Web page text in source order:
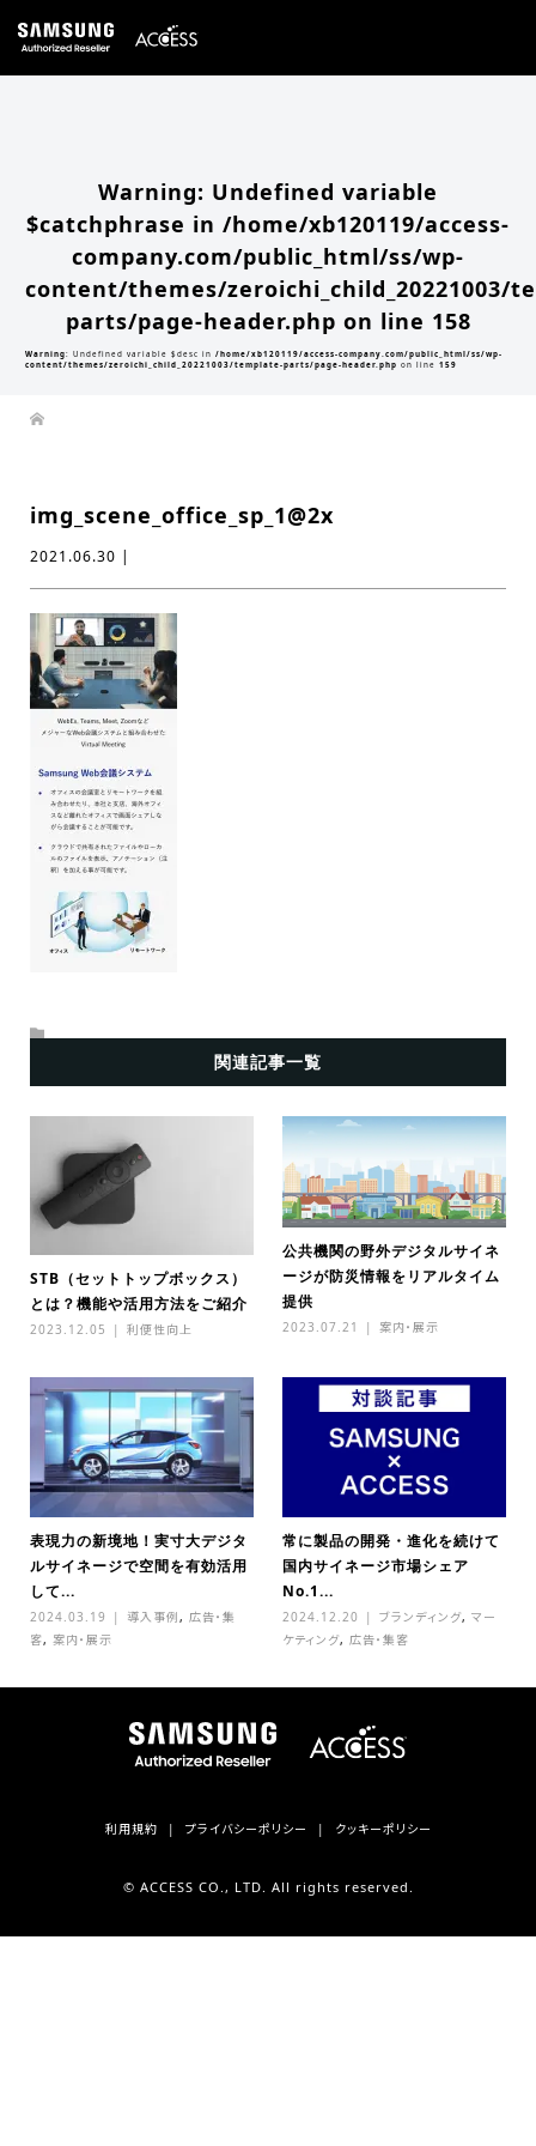
Warning : Attempt to read property "slug" on null in
company.com/public_html/ss/wp-content/themes/zeroichi_child_20221003/single.php
Warning: Undefined variable
$catchphrase in /home/xb120119/access-
company.com/public_html/ss/wp-
content/themes/zeroichi_child_20221003/
parts/page-header.php on line 158
Warning: Undefined variable $desc in /home/xb120119/access-company.com/public_html/ss/wp-
content/themes/zeroichi_child_20221003/template-parts/page-header.php on line 159
img_scene_office_sp_1@2x
2021.06.30 |
関連記事一覧
STB（セットトップボックス）
とは？機能や活用方法をご紹介
2023.12.05 利便性向上
公共機関の野外デジタルサイネ
ージが防災情報をリアルタイム
提供
2023.07.21 案内・展示
表現力の新境地！実寸大デジタ
ルサイネージで空間を有効活用
して...
2024.03.19 導入事例, 広告・集
客, 案内・展示
常に製品の開発・進化を続けて
国内サイネージ市場シェア
No.1...
2024.12.20 ブランディング,マー
ケティング,広告・集客
利用規約 プライバシーポリシー クッキーポリシー
© ACCESS CO., LTD. All rights reserved.